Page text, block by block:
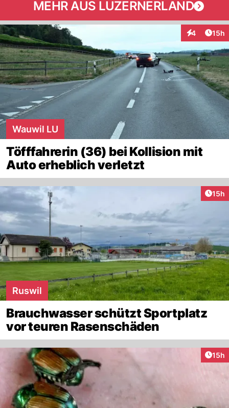
MEHR AUS LUZERNERLAND
4
Interaktionen
15h
Wauwil LU
Töfffahrerin (36) bei Kollision mit
Auto erheblich verletzt
15h
Ruswil
Brauchwasser schützt Sportplatz
vor teuren Rasenschäden
15h